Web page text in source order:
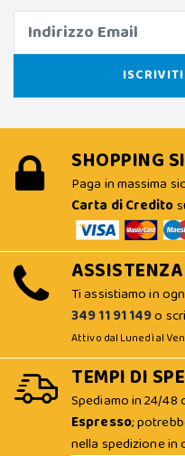
SHOPPING
Paga in massima
Carta di Credito
Ti assistiamo in
349 11 91 149o
Attivo dal Lunedì al
TEMPI DI
Spediamo in 24/
Espresso;
nella spedizione in